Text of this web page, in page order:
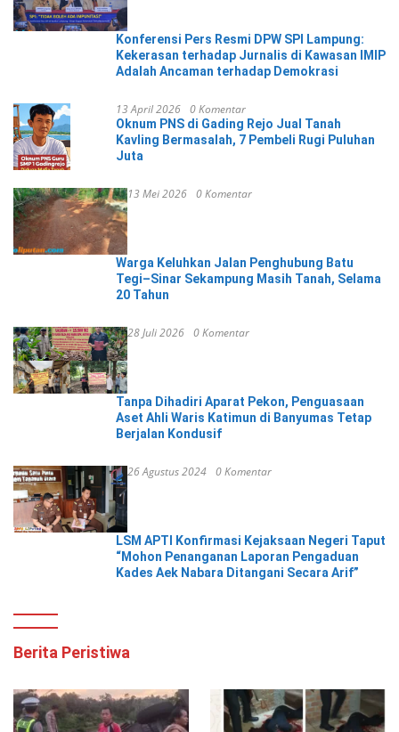
Konferensi Pers Resmi DPW SPI Lampung:
Kekerasan terhadap Jurnalis di Kawasan IMIP
Adalah Ancaman terhadap Demokrasi
13 April 2026 0 Komentar
Oknum PNS di Gading Rejo Jual Tanah
Kavling Bermasalah, 7 Pembeli Rugi Puluhan
Juta
13 Mei 2026 0 Komentar
Warga Keluhkan Jalan Penghubung Batu
Tegi–Sinar Sekampung Masih Tanah, Selama
20 Tahun
28 Juli 2026 0 Komentar
Tanpa Dihadiri Aparat Pekon, Penguasaan
Aset Ahli Waris Katimun di Banyumas Tetap
Berjalan Kondusif
26 Agustus 2024 0 Komentar
LSM APTI Konfirmasi Kejaksaan Negeri Taput
“Mohon Penanganan Laporan Pengaduan
Kades Aek Nabara Ditangani Secara Arif”
Berita Peristiwa